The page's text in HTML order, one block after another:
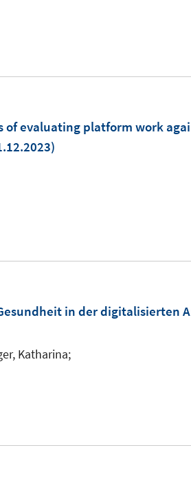
of evaluating platform work
in der digitalisierten
Katharina;